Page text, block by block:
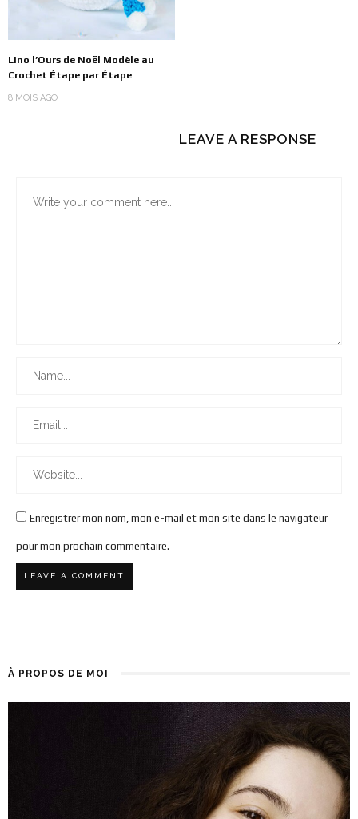
Lino l’Ours de Noël Modèle au
Crochet Étape par Étape
8 MOIS AGO
LEAVE A RESPONSE
Enregistrer mon nom, mon e-mail et mon site dans le navigateur
pour mon prochain commentaire.
À PROPOS DE MOI